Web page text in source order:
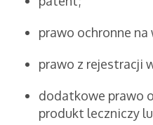
prawo ochronne
prawo z rejestracji
dodatkowe prawo
produkt leczniczy